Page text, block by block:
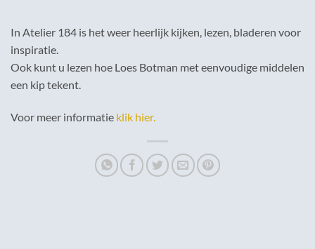
In Atelier 184 is het weer heerlijk kijken, lezen, bladeren voor
inspiratie.
Ook kunt u lezen hoe Loes Botman met eenvoudige middelen
een kip tekent.
Voor meer informatie klik hier.